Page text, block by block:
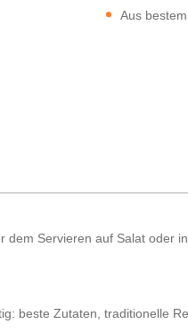
Aus
dem Servieren auf Salat oder
beste Zutaten, traditionelle